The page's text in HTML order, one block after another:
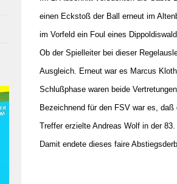
einen Eckstoß der Ball erneut im
im Vorfeld ein Foul eines
Ob der Spielleiter bei dieser
Ausgleich. Erneut war es Marcus
Schlußphase waren beide
Bezeichnend für den FSV war es,
Treffer erzielte Andreas Wolf in der 83.
Damit endete dieses faire